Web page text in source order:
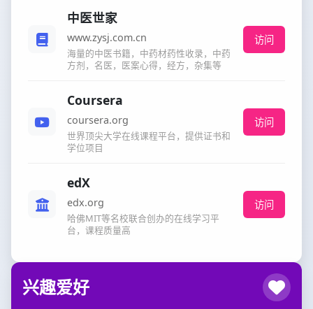
中医世家
www.zysj.com.cn
海量的中医书籍，中药材药性收录，中药
方剂，名医，医案心得，经方，杂集等
访问
Coursera
coursera.org
世界顶尖大学在线课程平台，提供证书和
学位项目
访问
edX
edx.org
哈佛MIT等名校联合创办的在线学习平
台，课程质量高
访问
兴趣爱好